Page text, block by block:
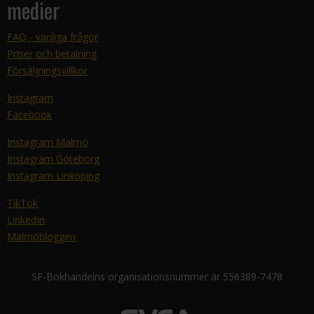
medier
FAQ - vanliga frågor
Priser och betalning
Försäljningsvillkor
Instagram
Facebook
Instagram Malmö
Instagram Göteborg
Instagram Linköping
TikTok
LinkedIn
Malmöbloggen
SF-Bokhandelns organisationsnummer är 556389-7478